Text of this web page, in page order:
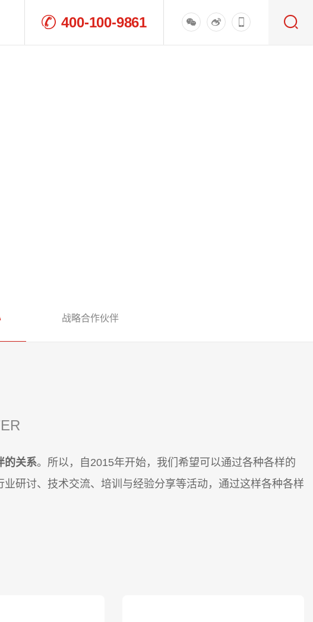
400-100-9861
战略合作伙伴
的关系。所以，自2015年开始，我们希望可以通过各种各样的
研讨、技术交流、培训与经验分享等活动，通过这样各种各样